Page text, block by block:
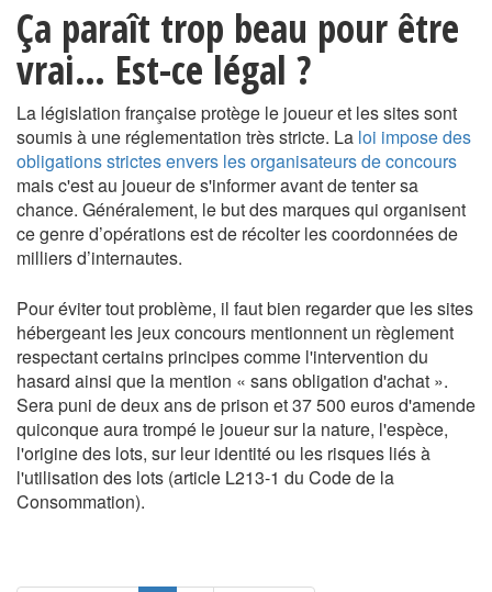
Ça paraît trop beau pour être
vrai… Est-ce légal ?
La législation française protège le joueur et les sites sont
soumis à une réglementation très stricte. La loi impose des
obligations strictes envers les organisateurs de concours
mais c'est au joueur de s'informer avant de tenter sa
chance. Généralement, le but des marques qui organisent
ce genre d’opérations est de récolter les coordonnées de
milliers d’internautes.
Pour éviter tout problème, il faut bien regarder que les sites
hébergeant les jeux concours mentionnent un règlement
respectant certains principes comme l'intervention du
hasard ainsi que la mention « sans obligation d'achat ».
Sera puni de deux ans de prison et 37 500 euros d'amende
quiconque aura trompé le joueur sur la nature, l'espèce,
l'origine des lots, sur leur identité ou les risques liés à
l'utilisation des lots (article L213-1 du Code de la
Consommation).